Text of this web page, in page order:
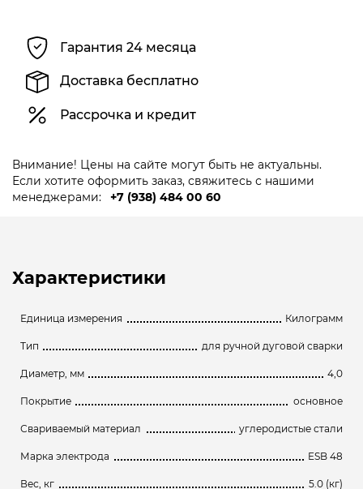
48
4
350
5,0
кг
(аналогУОНИ
Гарантия 24 месяца
Доставка бесплатно
Рассрочка и кредит
Внимание! Цены на сайте могут быть не актуальны.
Если хотите оформить заказ, свяжитесь с нашими
менеджерами:
+7 (938) 484 00 60
Характеристики
Единица измерения Килограмм
Тип для ручной дуговой сварки
Диаметр, мм 4,0
Покрытие основное
Свариваемый материал углеродистые стали
Марка электрода ESB 48
Вес, кг 5.0 (кг)